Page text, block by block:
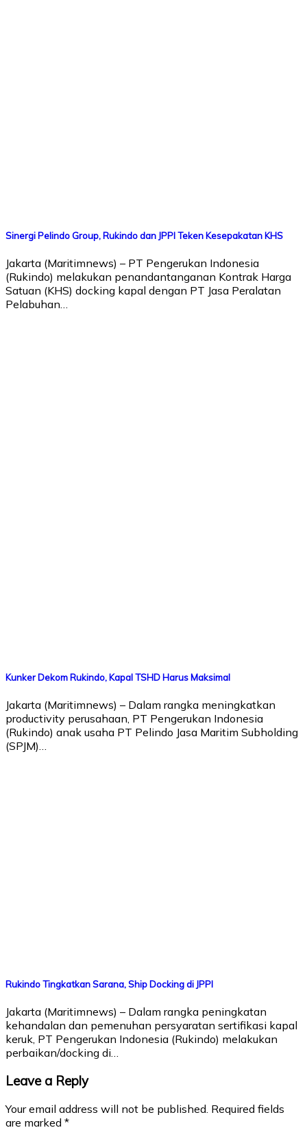
Sinergi Pelindo Group, Rukindo dan JPPI Teken Kesepakatan KHS
Jakarta (Maritimnews) – PT Pengerukan Indonesia
(Rukindo) melakukan penandantanganan Kontrak Harga
Satuan (KHS) docking kapal dengan PT Jasa Peralatan
Pelabuhan…
Kunker Dekom Rukindo, Kapal TSHD Harus Maksimal
Jakarta (Maritimnews) – Dalam rangka meningkatkan
productivity perusahaan, PT Pengerukan Indonesia
(Rukindo) anak usaha PT Pelindo Jasa Maritim Subholding
(SPJM)…
Rukindo Tingkatkan Sarana, Ship Docking di JPPI
Jakarta (Maritimnews) – Dalam rangka peningkatan
kehandalan dan pemenuhan persyaratan sertifikasi kapal
keruk, PT Pengerukan Indonesia (Rukindo) melakukan
perbaikan/docking di…
Leave a Reply
Your email address will not be published. Required fields
are marked *